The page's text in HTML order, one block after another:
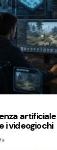
i videogiochi